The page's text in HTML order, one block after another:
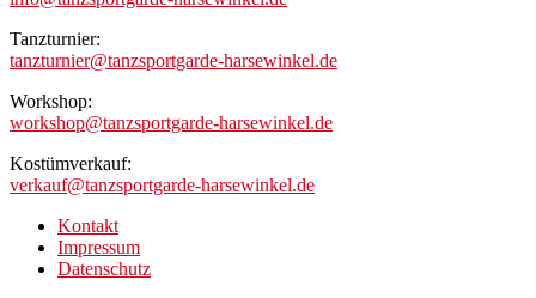
Tanzturnier:
tanzturnier@tanzsportgarde-harsewinkel.de
Workshop:
workshop@tanzsportgarde-harsewinkel.de
Kostümverkauf:
verkauf@tanzsportgarde-harsewinkel.de
Kontakt
Impressum
Datenschutz